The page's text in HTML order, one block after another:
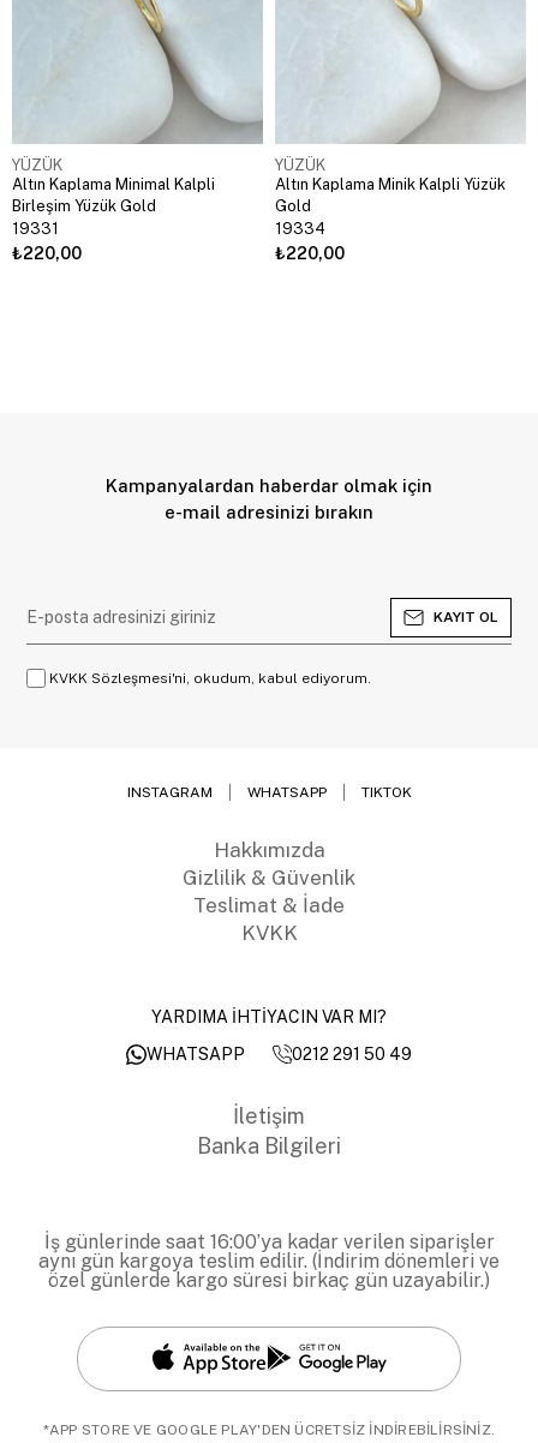
YÜZÜK
Altın Kaplama Minimal Kalpli
Birleşim Yüzük Gold
19331
₺220,00
YÜZÜK
Altın Kaplama Minik Kalpli Yüzük
Gold
19334
₺220,00
Kampanyalardan haberdar olmak için
e-mail adresinizi bırakın
KAYIT OL
KVKK Sözleşmesi'ni, okudum, kabul ediyorum.
INSTAGRAM WHATSAPP TIKTOK
Hakkımızda
Gizlilik & Güvenlik
Teslimat & İade
KVKK
YARDIMA İHTİYACIN VAR MI?
WHATSAPP
0212 291 50 49
İletişim
Banka Bilgileri
İş günlerinde saat 16:00’ya kadar verilen siparişler
aynı gün kargoya teslim edilir. (İndirim dönemleri ve
özel günlerde kargo süresi birkaç gün uzayabilir.)
*APP STORE VE GOOGLE PLAY'DEN ÜCRETSİZ İNDİREBİLİRSİNİZ.